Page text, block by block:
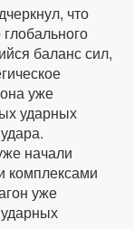
что
баланс сил,
уже
ударных
начали
комплексами
уже